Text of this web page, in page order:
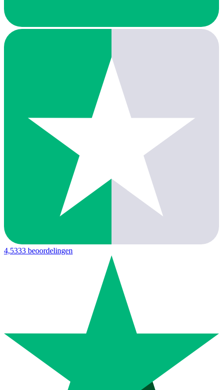
4,5333 beoordelingen